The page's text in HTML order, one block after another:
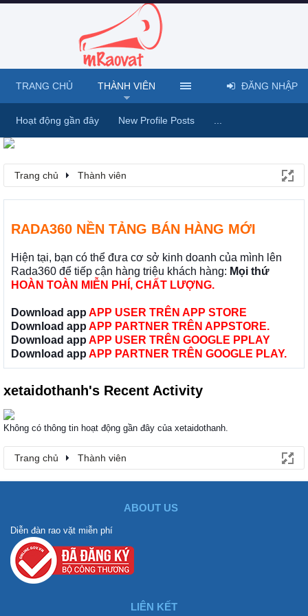
Trang chủ Thành viên
RADA360 NỀN TẢNG BÁN HÀNG MỚI
Hiện tại, bạn có thể đưa cơ sở kinh doanh của mình lên
Rada360 để tiếp cận hàng triệu khách hàng: Mọi thứ
HOÀN TOÀN MIỄN PHÍ, CHẤT LƯỢNG.
Download app APP USER TRÊN APP STORE
Download app APP PARTNER TRÊN APPSTORE.
Download app APP USER TRÊN GOOGLE PPLAY
Download app APP PARTNER TRÊN GOOGLE PLAY.
xetaidothanh's Recent Activity
Không có thông tin hoạt động gần đây của xetaidothanh.
Trang chủ Thành viên
TRANG CHỦ THÀNH VIÊN
Hoạt động gần đây New Profile Posts
ĐĂNG NHẬP
ABOUT US
Diễn đàn rao vặt miễn phí
LIÊN KẾT